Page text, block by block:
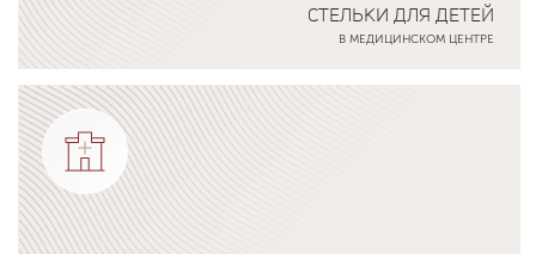
СТЕЛЬКИ ДЛЯ ДЕТЕЙ
В МЕДИЦИНСКОМ ЦЕНТРЕ
Подробнее о программе